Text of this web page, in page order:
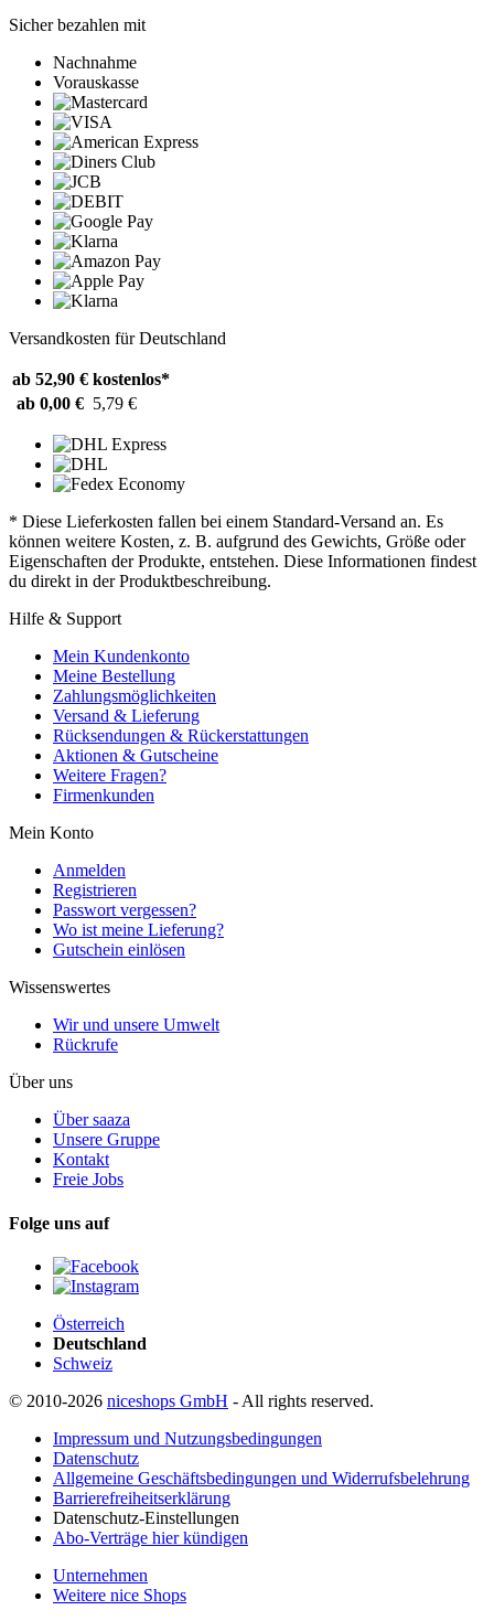
Sicher bezahlen mit
Nachnahme
Vorauskasse
Versandkosten für Deutschland
ab 52,90 € kostenlos*
ab 0,00 € 5,79 €
* Diese Lieferkosten fallen bei einem Standard-Versand an. Es
können weitere Kosten, z. B. aufgrund des Gewichts, Größe oder
Eigenschaften der Produkte, entstehen. Diese Informationen findest
du direkt in der Produktbeschreibung.
Hilfe & Support
Mein Kundenkonto
Meine Bestellung
Zahlungsmöglichkeiten
Versand & Lieferung
Rücksendungen & Rückerstattungen
Aktionen & Gutscheine
Weitere Fragen?
Firmenkunden
Mein Konto
Anmelden
Registrieren
Passwort vergessen?
Wo ist meine Lieferung?
Gutschein einlösen
Wissenswertes
Wir und unsere Umwelt
Rückrufe
Über uns
Über saaza
Unsere Gruppe
Kontakt
Freie Jobs
Folge uns auf
Österreich
Deutschland
Schweiz
© 2010-2026 niceshops GmbH - All rights reserved.
Impressum und Nutzungsbedingungen
Datenschutz
Allgemeine Geschäftsbedingungen und Widerrufsbelehrung
Barrierefreiheitserklärung
Datenschutz-Einstellungen
Abo-Verträge hier kündigen
Unternehmen
Weitere nice Shops